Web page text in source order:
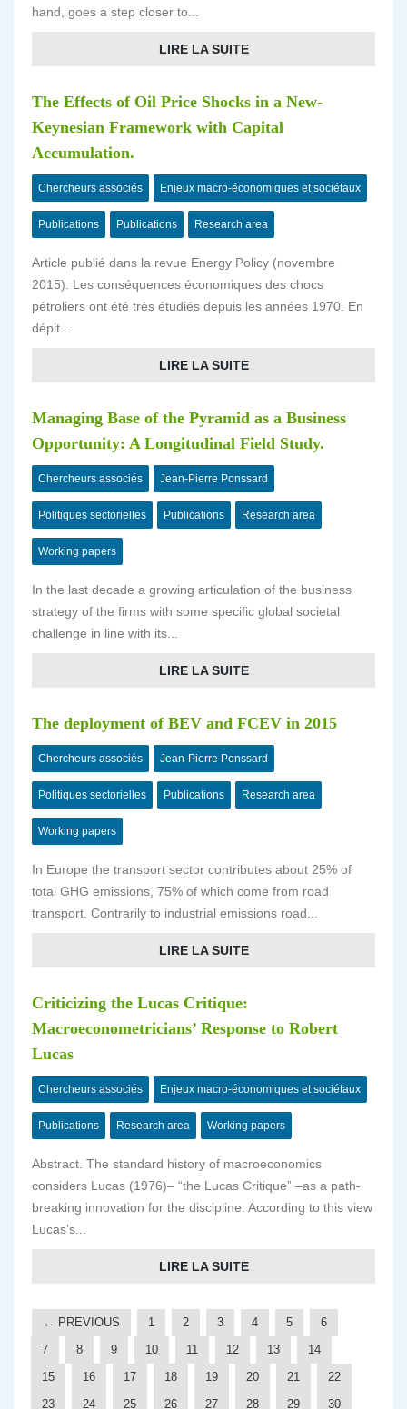
hand, goes a step closer to...
LIRE LA SUITE
The Effects of Oil Price Shocks in a New-
Keynesian Framework with Capital
Accumulation.
Chercheurs associés Enjeux macro-économiques et sociétaux
Publications Publications Research area
Article publié dans la revue Energy Policy (novembre
2015). Les conséquences économiques des chocs
pétroliers ont été très étudiés depuis les années 1970. En
dépit...
LIRE LA SUITE
Managing Base of the Pyramid as a Business
Opportunity: A Longitudinal Field Study.
Chercheurs associés Jean-Pierre Ponssard
Politiques sectorielles Publications Research area
Working papers
In the last decade a growing articulation of the business
strategy of the firms with some specific global societal
challenge in line with its...
LIRE LA SUITE
The deployment of BEV and FCEV in 2015
Chercheurs associés Jean-Pierre Ponssard
Politiques sectorielles Publications Research area
Working papers
In Europe the transport sector contributes about 25% of
total GHG emissions, 75% of which come from road
transport. Contrarily to industrial emissions road...
LIRE LA SUITE
Criticizing the Lucas Critique:
Macroeconometricians’ Response to Robert
Lucas
Chercheurs associés Enjeux macro-économiques et sociétaux
Publications Research area Working papers
Abstract. The standard history of macroeconomics
considers Lucas (1976)– “the Lucas Critique” –as a path-
breaking innovation for the discipline. According to this view
Lucas’s...
LIRE LA SUITE
← PREVIOUS 1 2 3 4 5
6
7
8 9 10 11 12 13
14
15
16 17 18 19 20 21
22
23
24 25 26 27 28 29 30